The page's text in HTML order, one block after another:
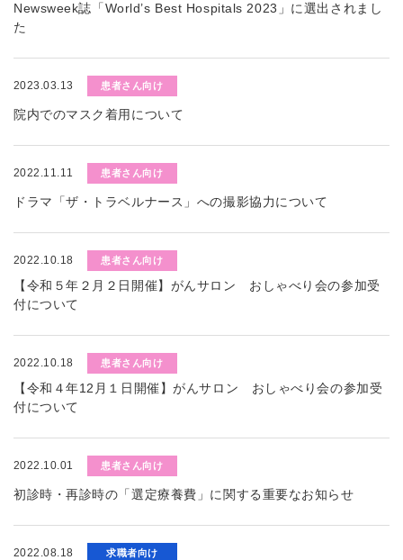
Newsweek誌「World’s Best Hospitals 2023」に選出されまし
た
2023.03.13 患者さん向け
院内でのマスク着用について
2022.11.11 患者さん向け
ドラマ「ザ・トラベルナース」への撮影協力について
2022.10.18 患者さん向け
【令和５年２月２日開催】がんサロン おしゃべり会の参加受
付について
2022.10.18 患者さん向け
【令和４年12月１日開催】がんサロン おしゃべり会の参加受
付について
2022.10.01 患者さん向け
初診時・再診時の「選定療養費」に関する重要なお知らせ
2022.08.18 求職者向け